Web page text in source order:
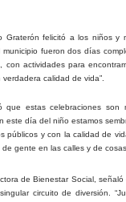
Graterón felicitó a los niños
municipio fueron dos días
con actividades para
calidad de vida”.
que estas celebraciones
este día del niño estamos
públicos y con la calidad de
gente en las calles y de cosas
de Bienestar Social,
circuito de diversión.